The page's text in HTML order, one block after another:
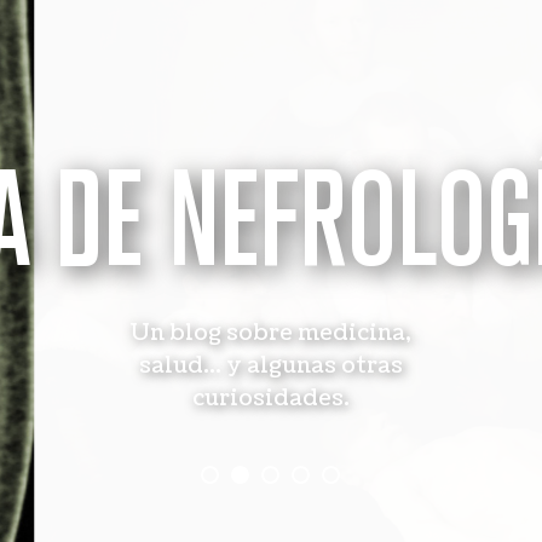
DE
Un blog sobre medicina,
salud... y algunas otras
curiosidades.